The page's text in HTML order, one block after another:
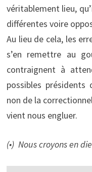
véritablement lieu,
différentes voire
Au lieu de cela, les
s’en remettre au
contraignent à
possibles présidents
non de la
vient nous engluer.
(•) Nous croyons en